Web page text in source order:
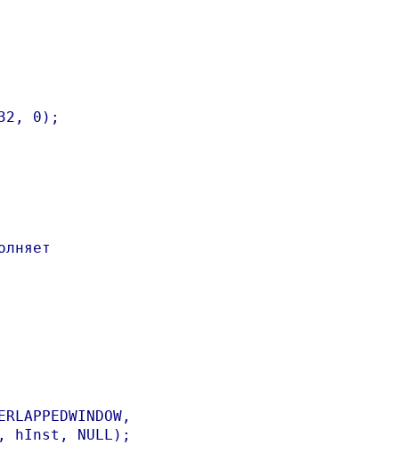
0);
hInst, NULL);